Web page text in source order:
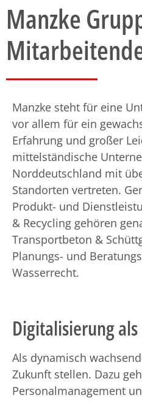
Manzke
Manzke steht für eine
vor allem für ein
Erfahrung und großer
mittelständische
Norddeutschland mit
Standorten vertreten.
Produkt- und
& Recycling gehören
Transportbeton &
Planungs- und
Wasserrecht.
Digitalisierung
Als dynamisch
Zukunft stellen. Dazu
Personalmanagement